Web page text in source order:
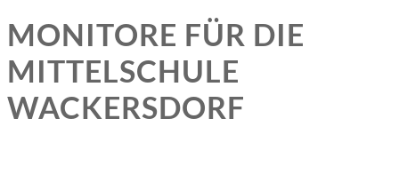
MONITORE FÜR DIE
MITTELSCHULE
WACKERSDORF